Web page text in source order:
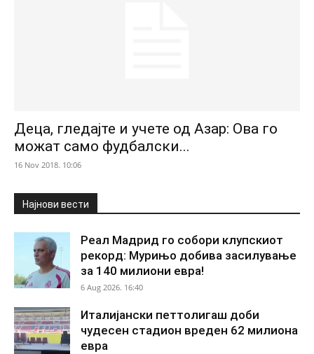
Деца, гледајте и учете од Азар: Ова го
можат само фудбалски...
16 Nov 2018. 10:06
Најнови вести
Реал Мадрид го собори клупскиот
рекорд: Мурињо добива засилување
за 140 милиони евра!
6 Aug 2026. 16:40
Италијански петтолигаш доби
чудесен стадион вреден 62 милиона
евра